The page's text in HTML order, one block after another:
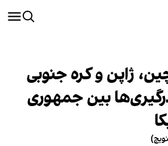
ژاپن و کره جنوبی
بین جمهوری